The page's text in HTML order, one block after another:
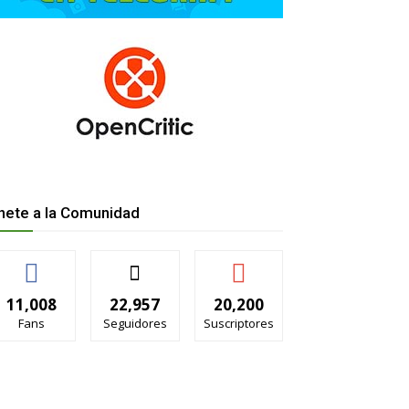
a la Comunidad
11,008
Fans
22,957
Seguidores
20,200
Suscriptores